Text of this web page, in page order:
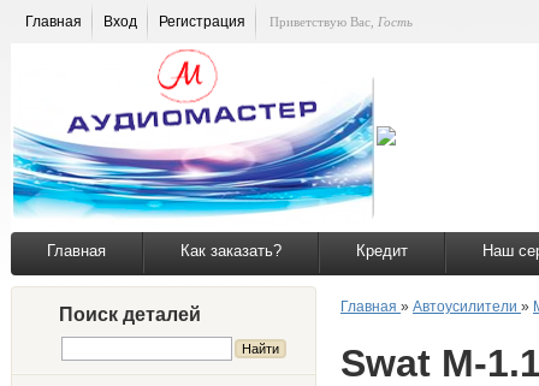
Главная Вход Регистрация Приветствую Вас Гость
Главная Как заказать? Кредит Наш
Поиск деталей Главная » Автоусилители »
Swat M-